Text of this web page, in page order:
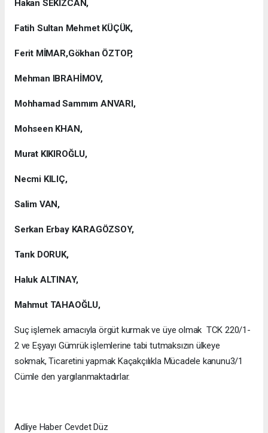
Hakan SEKİZCAN,
Fatih Sultan Mehmet KÜÇÜK,
Ferit MİMAR,Gökhan ÖZTOP,
Mehman IBRAHİMOV,
Mohhamad Sammım ANVARI,
Mohseen KHAN,
Murat KIKIROĞLU,
Necmi KILIÇ,
Salim VAN,
Serkan Erbay KARAGÖZSOY,
Tarık DORUK,
Haluk ALTINAY,
Mahmut TAHAOĞLU,
Suç işlemek amacıyla örgüt kurmak ve üye olmak TCK 220/1-
2 ve Eşyayı Gümrük işlemlerine tabi tutmaksızın ülkeye
sokmak, Ticaretini yapmak Kaçakçılıkla Mücadele kanunu3/1
Cümle den yargılanmaktadırlar.
Adliye Haber Cevdet Düz